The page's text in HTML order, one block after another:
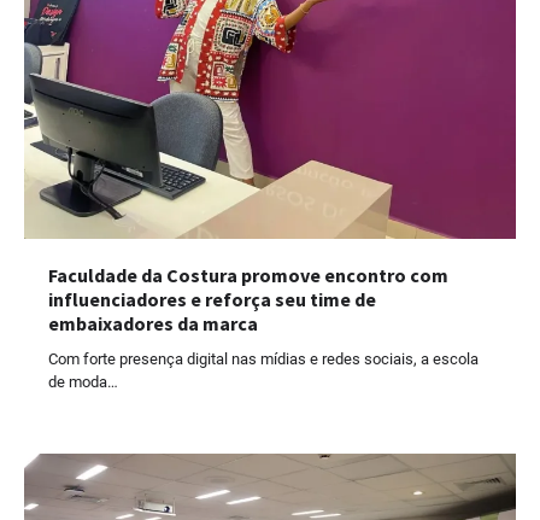
Faculdade da Costura promove encontro com
influenciadores e reforça seu time de
embaixadores da marca
Com forte presença digital nas mídias e redes sociais, a escola
de moda…